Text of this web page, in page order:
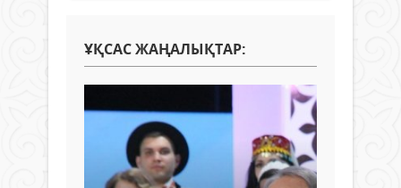
ҰҚСАС ЖАҢАЛЫҚТАР: